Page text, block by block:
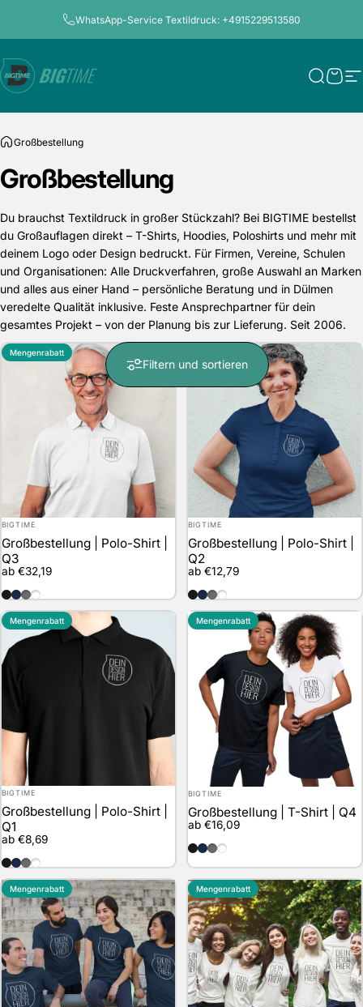
WhatsApp-Service Textildruck: +4915229513580
Bigtime.de Suche
Großbestellung
Großbestellung
Du brauchst Textildruck in großer Stückzahl? Bei BIGTIME bestellst
du Großauflagen direkt – T-Shirts, Hoodies, Poloshirts und mehr mit
deinem Logo oder Design bedruckt. Für Firmen, Vereine, Schulen
und Organisationen: Alle Druckverfahren, große Auswahl an Marken
und alles aus einer Hand – persönliche Beratung und in Dülmen
veredelte Qualität inklusive. Feste Ansprechpartner für dein
gesamtes Projekt – von der Planung bis zur Lieferung. Seit 2006.
Filtern und sortieren
Mengenrabatt
Anbieter:
BIGTIME
Großbestellung | Polo-Shirt |
Q3
ab €32,19
schwarz
marineblau
grauweiss
Anbieter:
BIGTIME
Großbestellung | Polo-Shirt |
Q2
ab €12,79
schwarz
marineblau
grauweiss
Mengenrabatt
Anbieter:
BIGTIME
Großbestellung | Polo-Shirt |
Q1
ab €8,69
schwarz
marineblau
grauweiss
Mengenrabatt
Anbieter:
BIGTIME
Großbestellung | T-Shirt | Q4
ab €16,09
schwarz
marineblau
grauweiss
Mengenrabatt Mengenrabatt